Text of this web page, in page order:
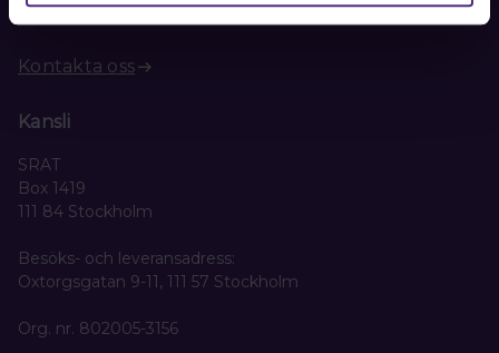
08-442 44 60
Kontakta oss
Kansli
SRAT
Box 1419
111 84 Stockholm
Besöks- och leveransadress:
Oxtorgsgatan 9-11, 111 57 Stockholm
Org. nr. 802005-3156